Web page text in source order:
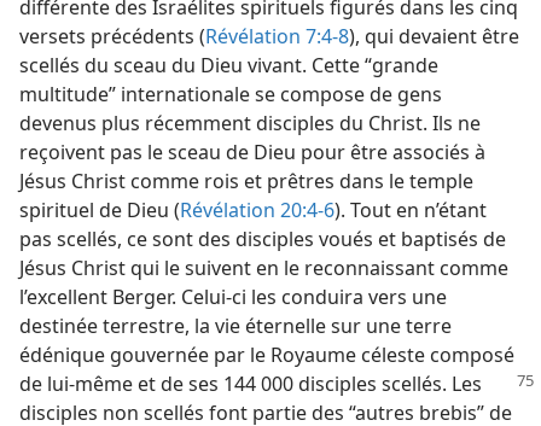
différente des Israélites spirituels figurés dans les cinq
versets précédents (Révélation 7:4-8), qui devaient être
scellés du sceau du Dieu vivant. Cette “grande
multitude” internationale se compose de gens
devenus plus récemment disciples du Christ. Ils ne
reçoivent pas le sceau de Dieu pour être associés à
Jésus Christ comme rois et prêtres dans le temple
spirituel de Dieu (Révélation 20:4-6). Tout en n’étant
pas scellés, ce sont des disciples voués et baptisés de
Jésus Christ qui le suivent en le reconnaissant comme
l’excellent Berger. Celui-ci les conduira vers une
destinée terrestre, la vie éternelle sur une terre
édénique gouvernée par le Royaume céleste composé
de lui-​même et deses 144 000 disciples scellés. Les
disciples non scellés font partie des “autres brebis” de